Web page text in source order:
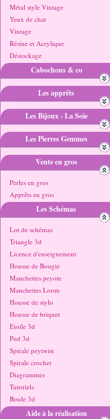
Métal style Vintage
Yeux de chat
Vintage
Résine et Acrylique
Déstockage
Cabochons & co
Les apprêts
Les Bijoux - La Soie
Les Pierres Gemmes
Vente en gros
Perles en gros
Apprêts en gros
Les Schémas
Lot de schémas
Triangle 3d
Licence d'enseignement
Housse de Bougie
Manchettes peyote
Manchettes Loom
Housse de stylo
Housse de briquet
Etoile 3d
Pod 3d
Spirale peytwist
Spirale crochet
Diagrammes
Tutoriels
Boule 3d
Aide à la réalisation